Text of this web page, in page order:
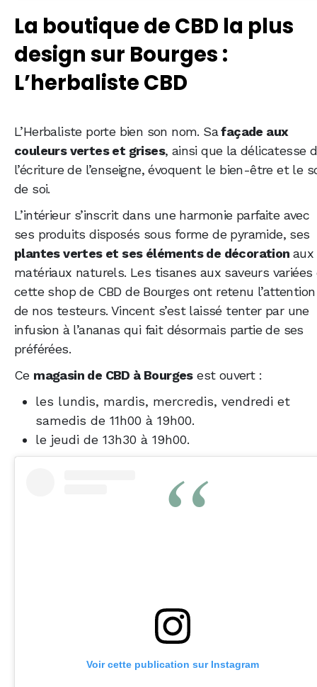
La boutique de CBD la plus
design sur Bourges :
L’herbaliste CBD
L’Herbaliste porte bien son nom. Safaçade aux
couleurs vertes et grises, ainsi que la délicatesse
l’écriture de l’enseigne, évoquent le bien-être et le
de soi.
L’intérieur s’inscrit dans une harmonie parfaite avec
ses produits disposés sous forme de pyramide, ses
plantes vertes et ses éléments de décoration aux
matériaux naturels. Les tisanes aux saveurs variées
cette shop de CBD de Bourges ont retenu l’attention
de nos testeurs. Vincent s’est laissé tenter par une
infusion à l’ananas qui fait désormais partie de ses
préférées.
Ce magasin de CBD à Bourgesest ouvert :
les lundis, mardis, mercredis, vendredi et
samedis de 11h00 à 19h00.
le jeudi de 13h30 à 19h00.
Voir cette publication sur Instagram